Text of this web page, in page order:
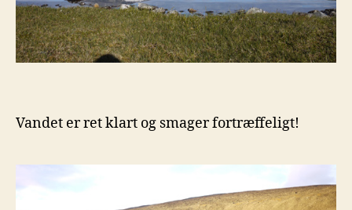
Vandet er ret klart og smager fortræffeligt!